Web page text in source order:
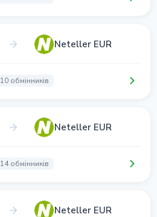
Neteller EUR
10 обмінників
Neteller EUR
14 обмінників
Neteller EUR